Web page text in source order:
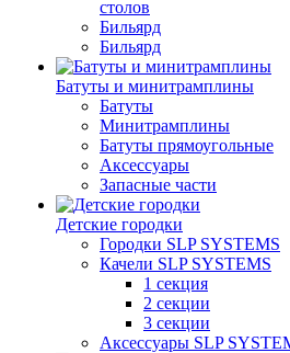
столов
Бильяpд
Бильяpд
Батуты и минитрамплины
Батуты
Минитрамплины
Батуты прямоугольные
Аксессуары
Запасные части
Детские городки
Городки SLP SYSTEMS
Качели SLP SYSTEMS
1 секция
2 секции
3 секции
Аксессуары SLP